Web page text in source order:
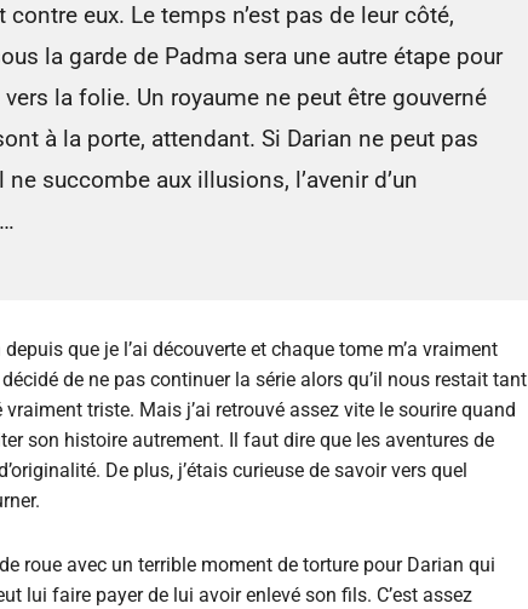
eux. Le temps n’est pas de leur côté,
la garde de Padma sera une autre étape pour
la folie. Un royaume ne peut être gouverné
à la porte, attendant. Si Darian ne peut pas
ne succombe aux illusions, l’avenir d’un
que je l’ai découverte et chaque tome m’a vraiment
de ne pas continuer la série alors qu’il nous restait tant
vraiment triste. Mais j’ai retrouvé assez vite le sourire quand
son histoire autrement. Il faut dire que les aventures de
De plus, j’étais curieuse de savoir vers quel
roue avec un terrible moment de torture pour Darian qui
lui faire payer de lui avoir enlevé son fils. C’est assez